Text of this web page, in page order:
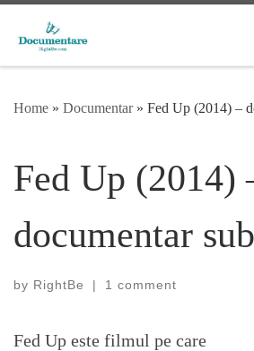
Skip to content
Home » Documentar » Fed Up (2014) –
Fed Up (2014)
documentar
by RightBe | 1 comment
Fed Up este filmul pe care